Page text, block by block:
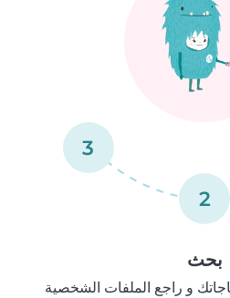
2
3
بحث
و راجع الملفات الشخصية